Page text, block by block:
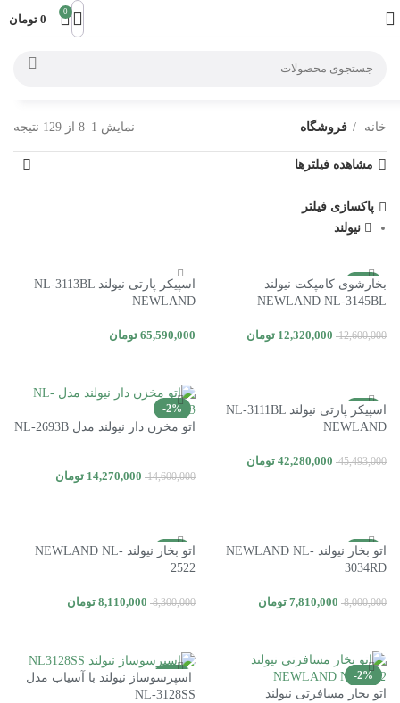
0
0 تومان
خانه فروشگاه نمایش 1–8 از 129 نتیجه
مشاهده فیلترها
پاکسازی فیلتر
نیولند
-2%
بخارشوی کامپکت نیولند
NEWLAND NL-3145BL
12,600,000
12,320,000 تومان
اسپیکر پارتی نیولند NL-3113BL
NEWLAND
65,590,000 تومان
-7%
اسپیکر پارتی نیولند NL-3111BL
NEWLAND
45,493,000
42,280,000 تومان
-2%
اتو مخزن دار نیولند مدل NL-2693B
14,600,000
14,270,000 تومان
-2%
اتو بخار نیولند NEWLAND NL-
3034RD
8,000,000
7,810,000 تومان
-2%
اتو بخار نیولند NEWLAND NL-
2522
8,300,000
8,110,000 تومان
-2%
اتو بخار مسافرتی نیولند
-2%
اسپرسوساز نیولند با آسیاب مدل
NL-3128SS